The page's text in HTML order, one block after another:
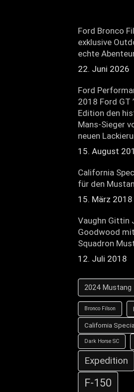
Ford Bronco
exklusive
echte
22. Juni 2026
Ford
2018 Ford GT
Edition den
Mans-Sieger
neuen
15. August
California
für den
15. März 2018
Vaughn Gittin
Goodwood
Squadron
12. Juli 2018
2024 Mustang
Bronco Filson
California Special
Dark Horse SC
Expedition
F-150